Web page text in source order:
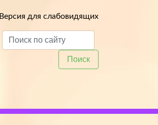
Версия для слабовидящих
Поиск